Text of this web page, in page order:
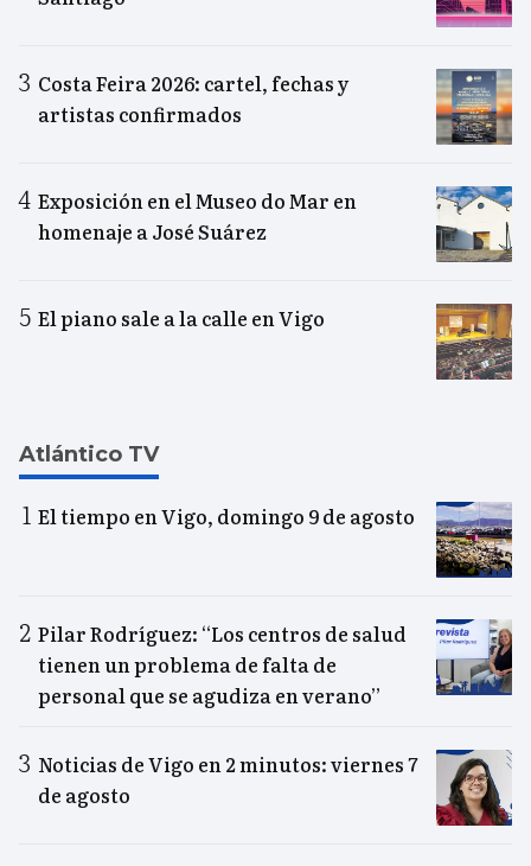
Costa Feira 2026: cartel, fechas y
artistas confirmados
Exposición en el Museo do Mar en
homenaje a José Suárez
El piano sale a la calle en Vigo
Atlántico TV
El tiempo en Vigo, domingo 9 de agosto
Pilar Rodríguez: “Los centros de salud
tienen un problema de falta de
personal que se agudiza en verano”
Noticias de Vigo en 2 minutos: viernes 7
de agosto